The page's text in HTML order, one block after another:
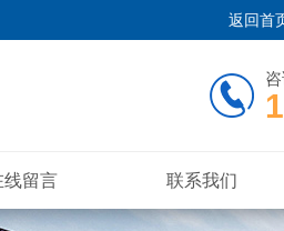
返回首
线留言 联系我们